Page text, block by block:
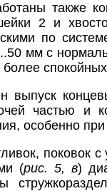
также
2 и
по
мм с
выпуск
частью и
особенно
поковок
(рис. 5, в)